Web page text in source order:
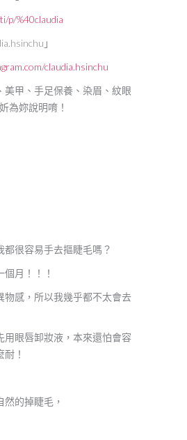
p/%40claudia
」
claudia.hsinchu
美甲、手足保養、染眉、紋眼
為妳說明唷！
都很容易手去摳睫毛嗎？
月！！！
物感，所以我幾乎都不太會去
用眼唇卸妝液，本來還怕會容
！
然的掉睫毛，